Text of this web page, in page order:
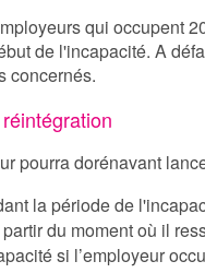
qui occupent
de l'incapacité. A
concernés.
pourra dorénavant
la période de
du moment où il
si l’employeur